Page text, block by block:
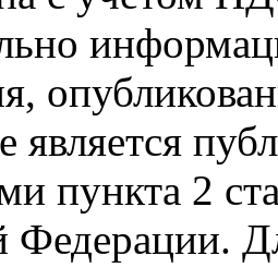
является
пункта 2
Федерации.